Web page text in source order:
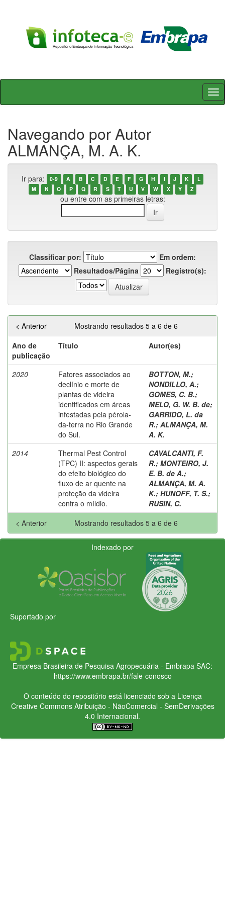
Skip
Navegando por Autor
ALMANÇA, M. A. K.
Ir para: 0-9 A B C D E F G H I J K
L
M
N O P Q R S T U V W X Y Z
ou entre com as primeiras letras:
Classificar por:
Em ordem:
Resultados/Página
Registro(s):
Mostrando resultados 5 a 6 de 6
< Anterior
Ano de
publicação
Título Autor(es)
2020
Fatores associados ao
declínio e morte de
plantas de videira
identificados em áreas
infestadas pela pérola-
da-terra no Rio Grande
do Sul.
BOTTON, M.;
NONDILLO, A.;
GOMES, C. B.;
MELO, G. W. B. de;
GARRIDO, L. da
R.; ALMANÇA, M.
A. K.
2014
Thermal Pest Control
(TPC) II: aspectos gerais
do efeito biológico do
fluxo de ar quente na
proteção da videira
contra o míldio.
CAVALCANTI, F.
R.; MONTEIRO, J.
E. B. de A.;
ALMANÇA, M. A.
K.; HUNOFF, T. S.;
RUSIN, C.
Mostrando resultados 5 a 6 de 6
< Anterior
Indexado por
Suportado por
Empresa Brasileira de Pesquisa Agropecuária - Embrapa SAC:
https://www.embrapa.br/fale-conosco
O conteúdo do repositório está licenciado sob a Licença
Creative CommonsAtribuição - NãoComercial - SemDerivações
4.0 Internacional.